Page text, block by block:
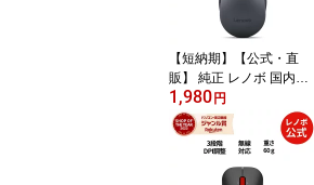
【短納期】【公式・直
販】 純正 レノボ 国内正
規品 レノボ公式 新生活 L
enovo WL310 Bluetooth
サイレントマウス (GY51
Q65621) ワイヤレスマウ
ス 無線 DPI 送料無料 1年
1,980 円